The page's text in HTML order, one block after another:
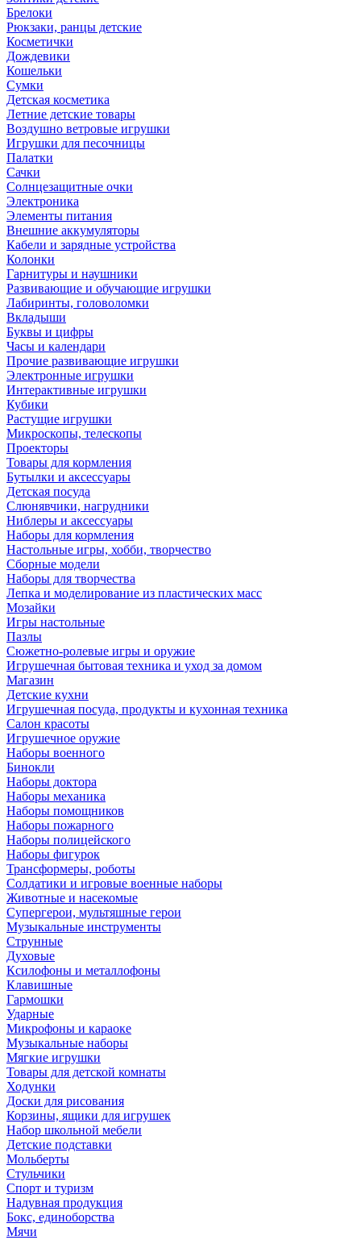
Брелоки
Рюкзаки, ранцы детские
Косметички
Дождевики
Кошельки
Сумки
Детская косметика
Летние детские товары
Воздушно ветровые игрушки
Игрушки для песочницы
Палатки
Сачки
Солнцезащитные очки
Электроника
Элементы питания
Внешние аккумуляторы
Кабели и зарядные устройства
Колонки
Гарнитуры и наушники
Развивающие и обучающие игрушки
Лабиринты, головоломки
Вкладыши
Буквы и цифры
Часы и календари
Прочие развивающие игрушки
Электронные игрушки
Интерактивные игрушки
Кубики
Растущие игрушки
Микроскопы, телескопы
Проекторы
Товары для кормления
Бутылки и аксессуары
Детская посуда
Слюнявчики, нагрудники
Ниблеры и аксессуары
Наборы для кормления
Настольные игры, хобби, творчество
Сборные модели
Наборы для творчества
Лепка и моделирование из пластических масс
Мозайки
Игры настольные
Пазлы
Сюжетно-ролевые игры и оружие
Игрушечная бытовая техника и уход за домом
Магазин
Детские кухни
Игрушечная посуда, продукты и кухонная техника
Салон красоты
Игрушечное оружие
Наборы военного
Бинокли
Наборы доктора
Наборы механика
Наборы помощников
Наборы пожарного
Наборы полицейского
Наборы фигурок
Трансформеры, роботы
Солдатики и игровые военные наборы
Животные и насекомые
Супергерои, мультяшные герои
Музыкальные инструменты
Струнные
Духовые
Ксилофоны и металлофоны
Клавишные
Гармошки
Ударные
Микрофоны и караоке
Музыкальные наборы
Мягкие игрушки
Товары для детской комнаты
Ходунки
Доски для рисования
Корзины, ящики для игрушек
Набор школьной мебели
Детские подставки
Мольберты
Стульчики
Спорт и туризм
Надувная продукция
Бокс, единоборства
Мячи